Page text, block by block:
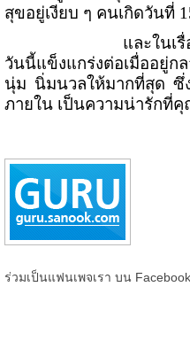
สุขอยู่เงียบ ๆ คนเกิดวันที่
และในเ
วันนี้แข็งแกร่งต่อเมื่ออยู่
นุ่ม นิ่มนวลให้มากที่สุด ซึ่
ภายใน เป็นความน่ารักที่
ร่วมเป็นแฟนเพจเรา บน